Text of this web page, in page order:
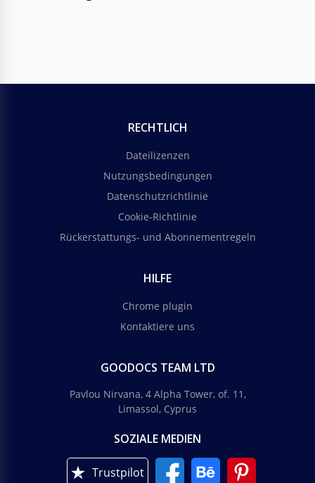
RECHTLICH
Dateilizenzen
Nutzungsbedingungen
Datenschutzrichtlinie
Cookie-Richtlinie
Rückerstattungs- und Abonnementregeln
HILFE
Chrome plugin
Kontaktiere uns
GOODOCS TEAM LTD
Pavlou Nirvana, 4 Alpha Tower, of. 11,
Limassol, Cyprus
SOZIALE MEDIEN
Trustpilot